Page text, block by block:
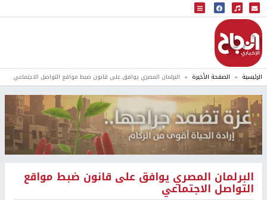
البث المباشر
إذاعة النجاح
الرئيسية الصفحة الأخيرة البرلمان المصري يوافق على قانون ضبط مواقع التواصل الاجتماعي
البرلمان المصري يوافق على قانون ضبط مواقع
التواصل الاجتماعي